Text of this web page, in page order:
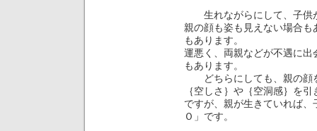
生れながらにして、子供
親の顔も姿も見えない場合
もあります。
運悪く、両親などが不遇に
もあります。
どちらにしても、親の顔
｛空しさ｝や｛空洞感｝を
ですが、親が生きていれば
Ｏ」です。